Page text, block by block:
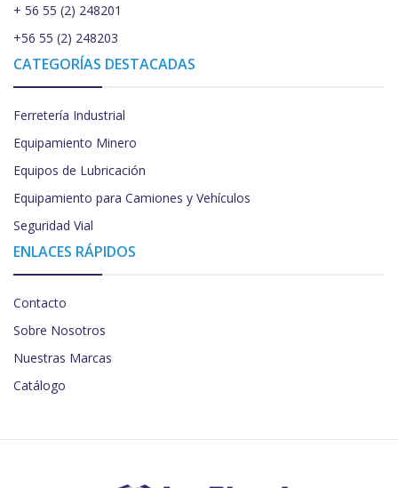
+ 56 55 (2) 248201
+56 55 (2) 248203
CATEGORÍAS DESTACADAS
Ferretería Industrial
Equipamiento Minero
Equipos de Lubricación
Equipamiento para Camiones y Vehículos
Seguridad Vial
ENLACES RÁPIDOS
Contacto
Sobre Nosotros
Nuestras Marcas
Catálogo